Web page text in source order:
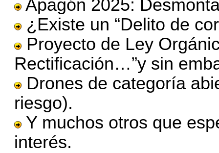
Apagón 2025:
¿Existe un “Delito de
Proyecto de Ley
Rectificación…”y sin
Drones de categoría
riesgo).
Y muchos otros que
interés.